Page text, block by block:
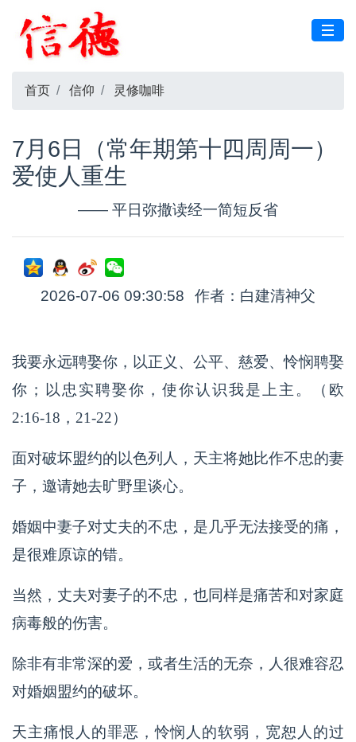
首页 信仰 灵修咖啡
7月6日（常年期第十四周周一）
爱使人重生
—— 平日弥撒读经一简短反省
2026-07-06 09:30:58 作者：白建清神父
我要永远聘娶你，以正义、公平、慈爱、怜悯聘娶
你；以忠实聘娶你，使你认识我是上主。（欧
2:16-18，21-22）
面对破坏盟约的以色列人，天主将她比作不忠的妻
子，邀请她去旷野里谈心。
婚姻中妻子对丈夫的不忠，是几乎无法接受的痛，
是很难原谅的错。
当然，丈夫对妻子的不忠，也同样是痛苦和对家庭
病毒般的伤害。
除非有非常深的爱，或者生活的无奈，人很难容忍
对婚姻盟约的破坏。
天主痛恨人的罪恶，怜悯人的软弱，宽恕人的过